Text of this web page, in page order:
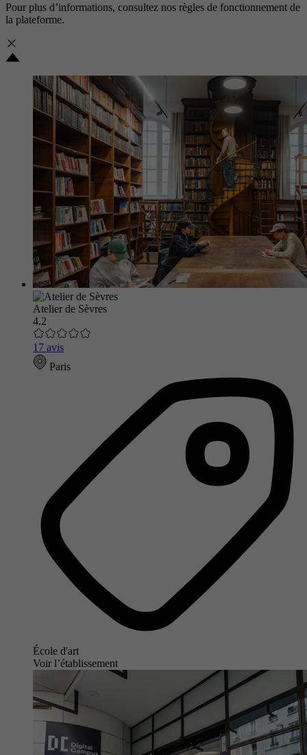
Pour plus d’informations, consultez nos règles de fonctionnement de
la plateforme.
Atelier de Sèvres
4.2
17 avis
Paris
École d'art
Voir l’établissement